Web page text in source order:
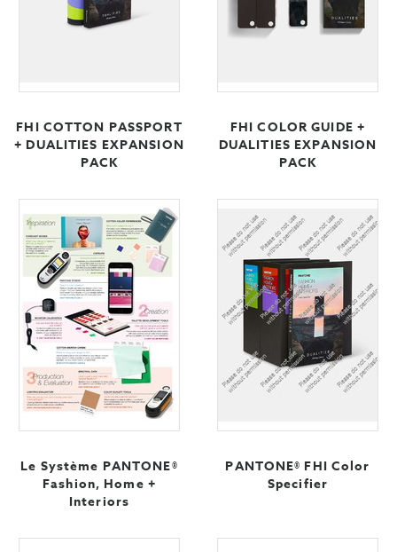
FHI COTTON PASSPORT
+ DUALITIES EXPANSION
PACK
FHI COLOR GUIDE +
DUALITIES EXPANSION
PACK
Le Système PANTONE®
Fashion, Home +
Interiors
PANTONE® FHI Color
Specifier